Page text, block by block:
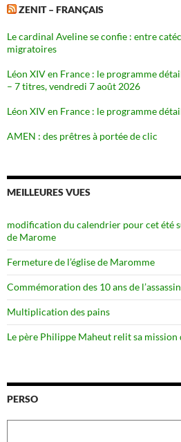
ZENIT – FRANÇAIS
Le cardinal Aveline se confie : entre
migratoires
Léon XIV en France : le programme
– 7 titres, vendredi 7 août 2026
Léon XIV en France : le programme
AMEN : des prêtres à portée de clic
MEILLEURES VUES
modification du calendrier pour cet été
de Marome
Fermeture de l’église de Maromme
Commémoration des 10 ans de
Multiplication des pains
Le père Philippe Maheut relit sa mission
PERSO